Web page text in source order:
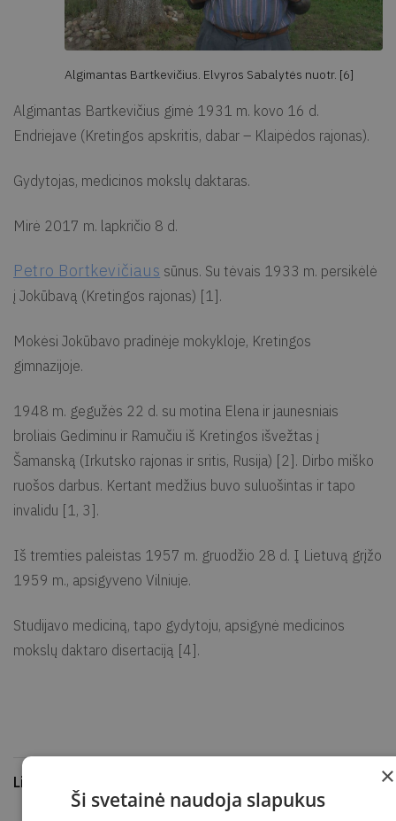
Algimantas Bartkevičius. Elvyros Sabalytės nuotr. [6]
Algimantas Bartkevičius gimė 1931 m. kovo 16 d.
Endriejave (Kretingos apskritis, dabar – Klaipėdos rajonas).
Gydytojas, medicinos mokslų daktaras.
Mirė 2017 m. lapkričio 8 d.
Petro Bortkevičiaus sūnus. Su tėvais 1933 m. persikėlė
į Jokūbavą (Kretingos rajonas) [1].
Mokėsi Jokūbavo pradinėje mokykloje, Kretingos
gimnazijoje.
1948 m. gegužės 22 d. su motina Elena ir jaunesniais
broliais Gediminu ir Ramučiu iš Kretingos išvežtas į
Šamanską (Irkutsko rajonas ir sritis, Rusija) [2]. Dirbo miško
ruošos darbus. Kertant medžius buvo suluošintas ir tapo
invalidu [1, 3].
Iš tremties paleistas 1957 m. gruodžio 28 d. Į Lietuvą grįžo
1959 m., apsigyveno Vilniuje.
Studijavo mediciną, tapo gydytoju, apsigynė medicinos
mokslų daktaro disertaciją [4].
Literatūra ir šaltiniai ×
Ši svetainė naudoja slapukus